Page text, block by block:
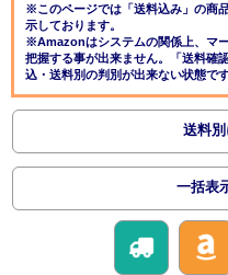
※このページでは「送料込み」の商
示しております。
※Amazonはシステムの関係上、マ
把握する事が出来ません。「送料確
込・送料別の判別が出来ない状態で
送料別
一括表